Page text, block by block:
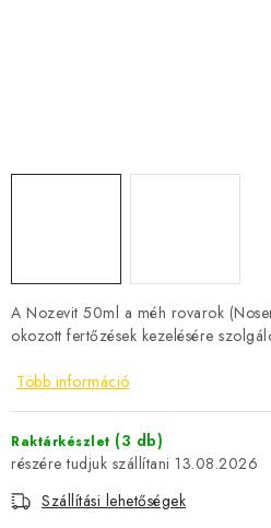
JELENLEGI KEDVEZMÉNYEK
CSOKOLÁDÉ
ÉTREND-KIEGÉSZÍTŐK
A Nozevit 50ml a méh rovarok
okozott fertőzések kezelésére
Több információ
Raktárkészlet (3 db)
13.08.2026
Szállítási lehetőségek